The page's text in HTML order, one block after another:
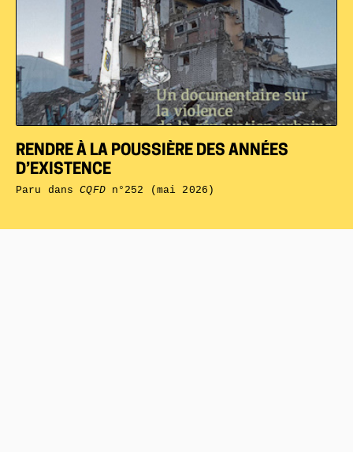
RENDRE À LA POUSSIÈRE DES ANNÉES
D’EXISTENCE
Paru dansCQFDn°252 (mai 2026)